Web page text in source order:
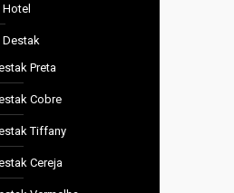
Destak
Preta
Cobre
Tiffany
Cereja